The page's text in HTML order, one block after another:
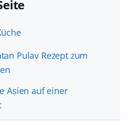
Pulav Rezept zum
Asien auf einer